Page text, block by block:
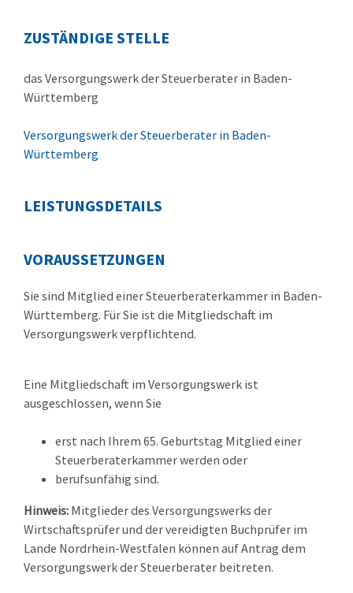
ZUSTÄNDIGE STELLE
das Versorgungswerk der Steuerberater in Baden-
Württemberg
Versorgungswerk der Steuerberater in Baden-
Württemberg
LEISTUNGSDETAILS
VORAUSSETZUNGEN
Sie sind Mitglied einer Steuerberaterkammer in Baden-
Württemberg. Für Sie ist die Mitgliedschaft im
Versorgungswerk verpflichtend.
Eine Mitgliedschaft im Versorgungswerk ist
ausgeschlossen, wenn Sie
erst nach Ihrem 65. Geburtstag Mitglied einer
Steuerberaterkammer werden oder
berufsunfähig sind.
Hinweis: Mitglieder des Versorgungswerks der
Wirtschaftsprüfer und der vereidigten Buchprüfer im
Lande Nordrhein-Westfalen können auf Antrag dem
Versorgungswerk der Steuerberater beitreten.